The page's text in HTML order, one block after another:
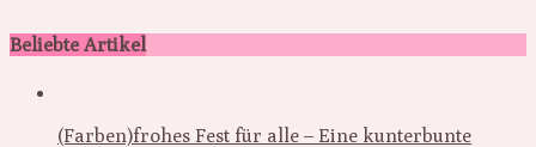
Beliebte Artikel
(Farben)frohes Fest für alle – Eine kunterbunte